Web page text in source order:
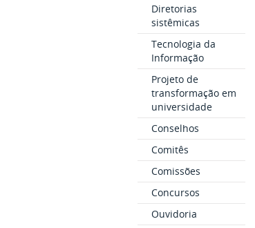
Diretorias
sistêmicas
Tecnologia da
Informação
Projeto de
transformação em
universidade
Conselhos
Comitês
Comissões
Concursos
Ouvidoria